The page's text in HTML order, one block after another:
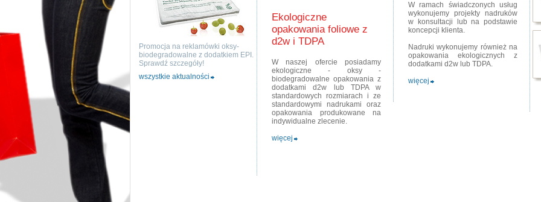
Promocja na reklamówki oksy-
biodegradowalne z dodatkiem EPI.
Sprawdź szczegóły!
wszystkie aktualności
Inne opakowania foliowe
Ekologiczne opakowania foliowe - opakowania oksy-bio-
Od kilka lat dostępna jest technologia umożliwiająca produkcję polimerów, które
ciągu od kilkunastu do kilkudziesięciu miesięcy - w zależności od potrzeby.
Główną zaletą tych opakowań jest zachowanie tych samych właściwości co
wyższe koszty produkcji. Niestety bardzo silne lobby producentów tradycyjnych
wprowadzenie odpowiednich dyrektyw i ustaw zachęcających do stosowania tego
stosowanie na szerszą skalę, chociaż pomału zaczyna się to zmieniać i sprzedaż
rosnąć.
W naszej ofercie znajdziesz opakowania
reklamówki jednorazowe i wielorazowego użytku - również z własnym nadrukiem.
Ekologiczne
opakowania foliowe z
d2w i TDPA
W naszej ofercie posiadamy
ekologiczne - oksy -
biodegradowalne opakowania z
dodatkami d2w lub TDPA w
standardowych rozmiarach i ze
standardowymi nadrukami oraz
opakowania produkowane na
indywidualne zlecenie.
więcej
W ramach świadczonych usług
wykonujemy projekty nadruków
w konsultacji lub na podstawie
koncepcji klienta.
Nadruki wykonujemy również na
opakowania ekologicznych z
dodatkami d2w lub TDPA.
więcej